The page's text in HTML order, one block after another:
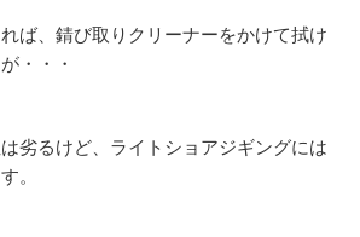
ば、錆び取りクリーナーをかけて拭け
・・・
劣るけど、ライトショアジギングには
。